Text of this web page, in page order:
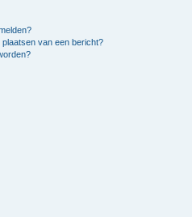
van een bericht?